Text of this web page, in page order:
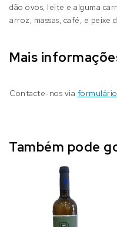
dão ovos, leite e alguma
arroz, massas, café, e peixe
Mais
Contacte-nos via formulário
Também pode